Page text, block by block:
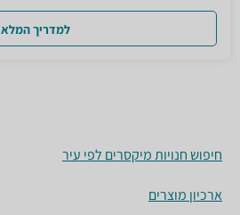
למדריך המלא
חיפוש חנויות מיקסרים לפי עיר
ארכיון מוצרים